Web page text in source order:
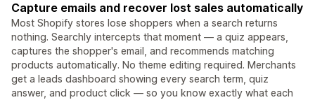
Capture emails and recover lost sales automatically
Most Shopify stores lose shoppers when a search returns
nothing. Searchly intercepts that moment — a quiz appears,
captures the shopper's email, and recommends matching
products automatically. No theme editing required. Merchants
get a leads dashboard showing every search term, quiz
answer, and product click — so you know exactly what each